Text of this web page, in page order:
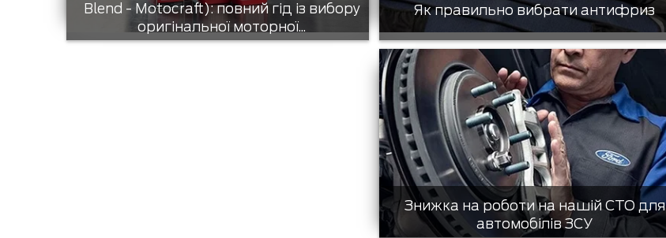
Blend - Motocraft): повний гід із вибору
оригінальної моторної...
Як правильно вибрати антифриз
Знижка на роботи на нашій СТО для
автомобілів ЗСУ